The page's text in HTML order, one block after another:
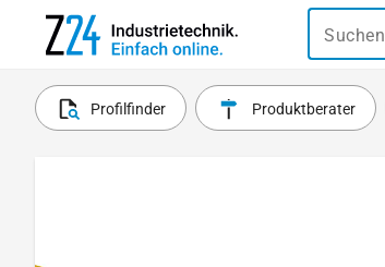
Suchen
Profilfinder Produktberater